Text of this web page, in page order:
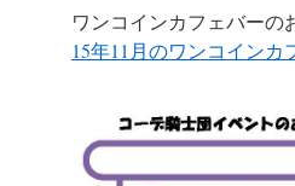
ワンコインカフェバーの
15年11月のワンコイン